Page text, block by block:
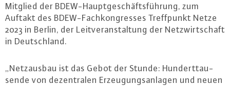
Mitglied der BDEW-Haupt­ge­schäfts­füh­rung, zum
Auftakt des BDEW-Fach­kon­gres­ses Treff­punkt Netze
2023 in Berlin, der Leit­ver­an­stal­tung der Netz­wirt­schaft
in Deutsch­land.
„Netz­aus­bau ist das Gebot der Stunde: Hun­dert­tau­
sen­de von de­zen­tra­len Er­zeu­gungs­an­la­gen und neuen